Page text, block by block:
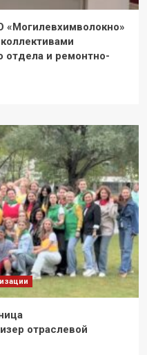
«Могилевхимволокно»
отдела и ремонтно-
отраслевой